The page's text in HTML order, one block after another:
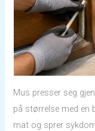
Mus presser seg
på størrelse med en
mat og sprer